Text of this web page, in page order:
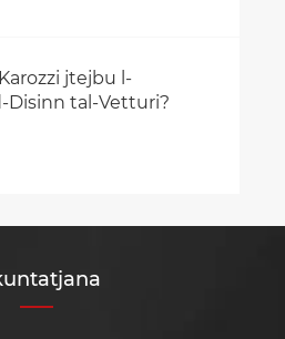
jtejbu l-
Disinn tal-Vetturi?